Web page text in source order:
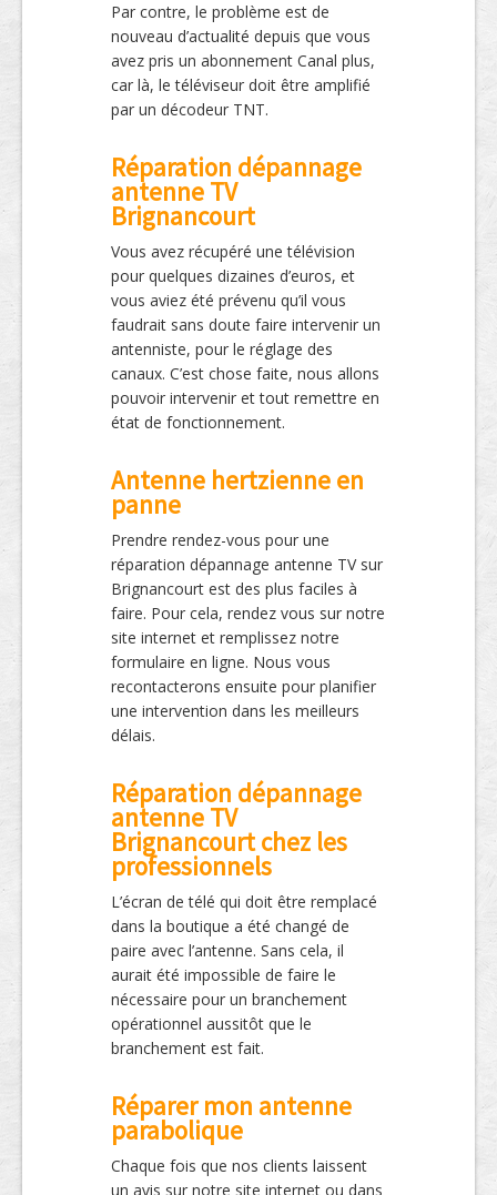
Par contre, le problème est de
nouveau d’actualité depuis que vous
avez pris un abonnement Canal plus,
car là, le téléviseur doit être amplifié
par un décodeur TNT.
Réparation dépannage
antenne TV
Brignancourt
Vous avez récupéré une télévision
pour quelques dizaines d’euros, et
vous aviez été prévenu qu’il vous
faudrait sans doute faire intervenir un
antenniste, pour le réglage des
canaux. C’est chose faite, nous allons
pouvoir intervenir et tout remettre en
état de fonctionnement.
Antenne hertzienne en
panne
Prendre rendez-vous pour une
réparation dépannage antenne TV sur
Brignancourt est des plus faciles à
faire. Pour cela, rendez vous sur notre
site internet et remplissez notre
formulaire en ligne. Nous vous
recontacterons ensuite pour planifier
une intervention dans les meilleurs
délais.
Réparation dépannage
antenne TV
Brignancourt chez les
professionnels
L’écran de télé qui doit être remplacé
dans la boutique a été changé de
paire avec l’antenne. Sans cela, il
aurait été impossible de faire le
nécessaire pour un branchement
opérationnel aussitôt que le
branchement est fait.
Réparer mon antenne
parabolique
Chaque fois que nos clients laissent
un avis sur notre site internet ou dans